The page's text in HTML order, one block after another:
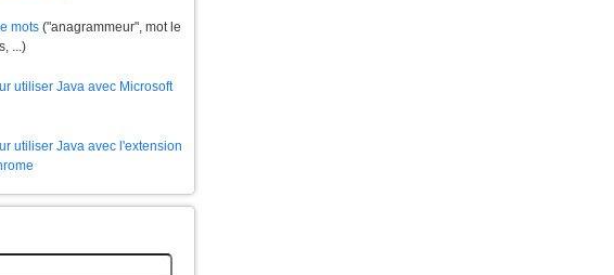
mots ("anagrammeur", mot le
...)
utiliser Java avec Microsoft
utiliser Java avec l'extension